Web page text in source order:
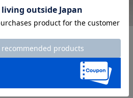
651
￥14,850
+ 12カラー